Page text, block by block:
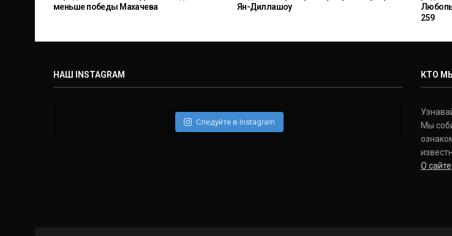
меньше победы Махачева
Ян-Диллашоу
259
НАШ INSTAGRAM
Следуйте в Instagram
КТО
Мы
О сайте